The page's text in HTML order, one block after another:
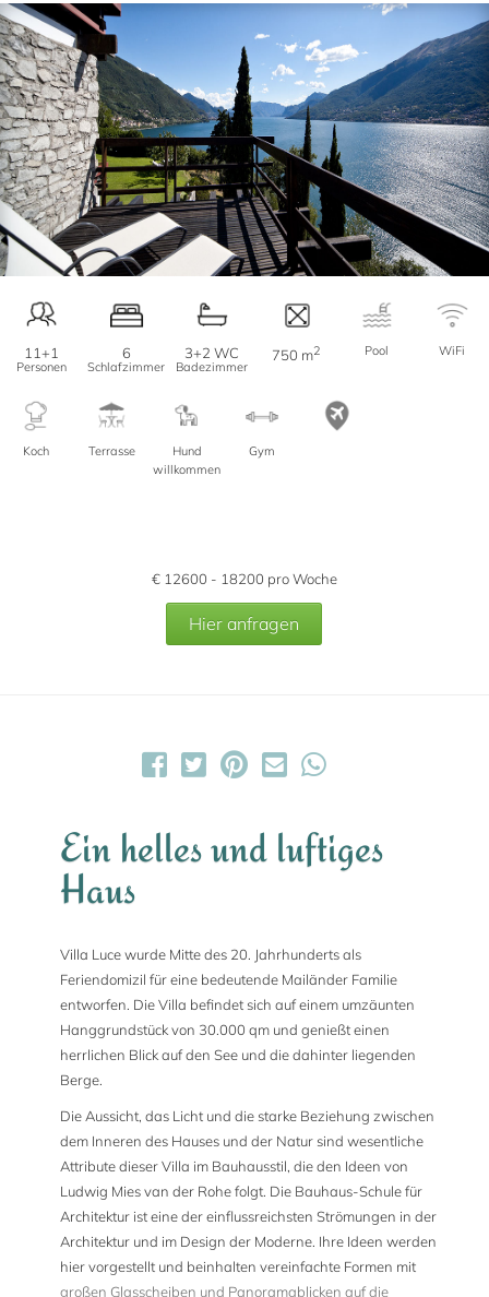
11+1
Personen
6
Schlafzimmer
3+2 WC
Badezimmer
750 m2 Pool WiFi
Koch Terrasse
Hund
willkommen
Gym
€ 12600 - 18200 pro Woche
Hier anfragen
Ein helles und luftiges
Haus
Villa Luce wurde Mitte des 20. Jahrhunderts als
Feriendomizil für eine bedeutende Mailänder Familie
entworfen. Die Villa befindet sich auf einem umzäunten
Hanggrundstück von 30.000 qm und genießt einen
herrlichen Blick auf den See und die dahinter liegenden
Berge.
Die Aussicht, das Licht und die starke Beziehung zwischen
dem Inneren des Hauses und der Natur sind wesentliche
Attribute dieser Villa im Bauhausstil, die den Ideen von
Ludwig Mies van der Rohe folgt. Die Bauhaus-Schule für
Architektur ist eine der einflussreichsten Strömungen in der
Architektur und im Design der Moderne. Ihre Ideen werden
hier vorgestellt und beinhalten vereinfachte Formen mit
großen Glasscheiben und Panoramablicken auf die